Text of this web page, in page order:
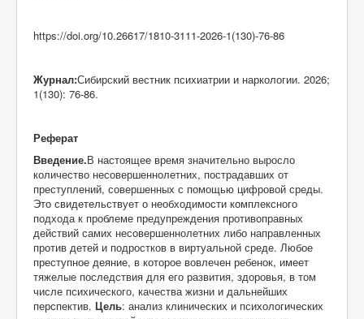
https://doi.org/10.26617/1810-3111-2026-1(130)-76-86
Журнал:Сибирский вестник психиатрии и наркологии. 2026;
1(130): 76-86.
Реферат
Введение.В настоящее время значительно выросло
количество несовершеннолетних, пострадавших от
преступлений, совершенных с помощью цифровой среды.
Это свидетельствует о необходимости комплексного
подхода к проблеме предупреждения противоправных
действий самих несовершеннолетних либо направленных
против детей и подростков в виртуальной среде. Любое
преступное деяние, в которое вовлечен ребенок, имеет
тяжелые последствия для его развития, здоровья, в том
числе психического, качества жизни и дальнейших
перспектив. Цель: анализ клинических и психологических